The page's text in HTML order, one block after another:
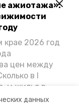
данных
ажиотажа»:
крае 2026 год
цен между
в I
м жилья в
спрос на
пройдёт
в